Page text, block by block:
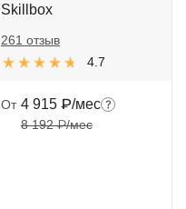
Skillbox
4.7
261 отзыв
От 4 915 ₽/мес
8 192 ₽/мес